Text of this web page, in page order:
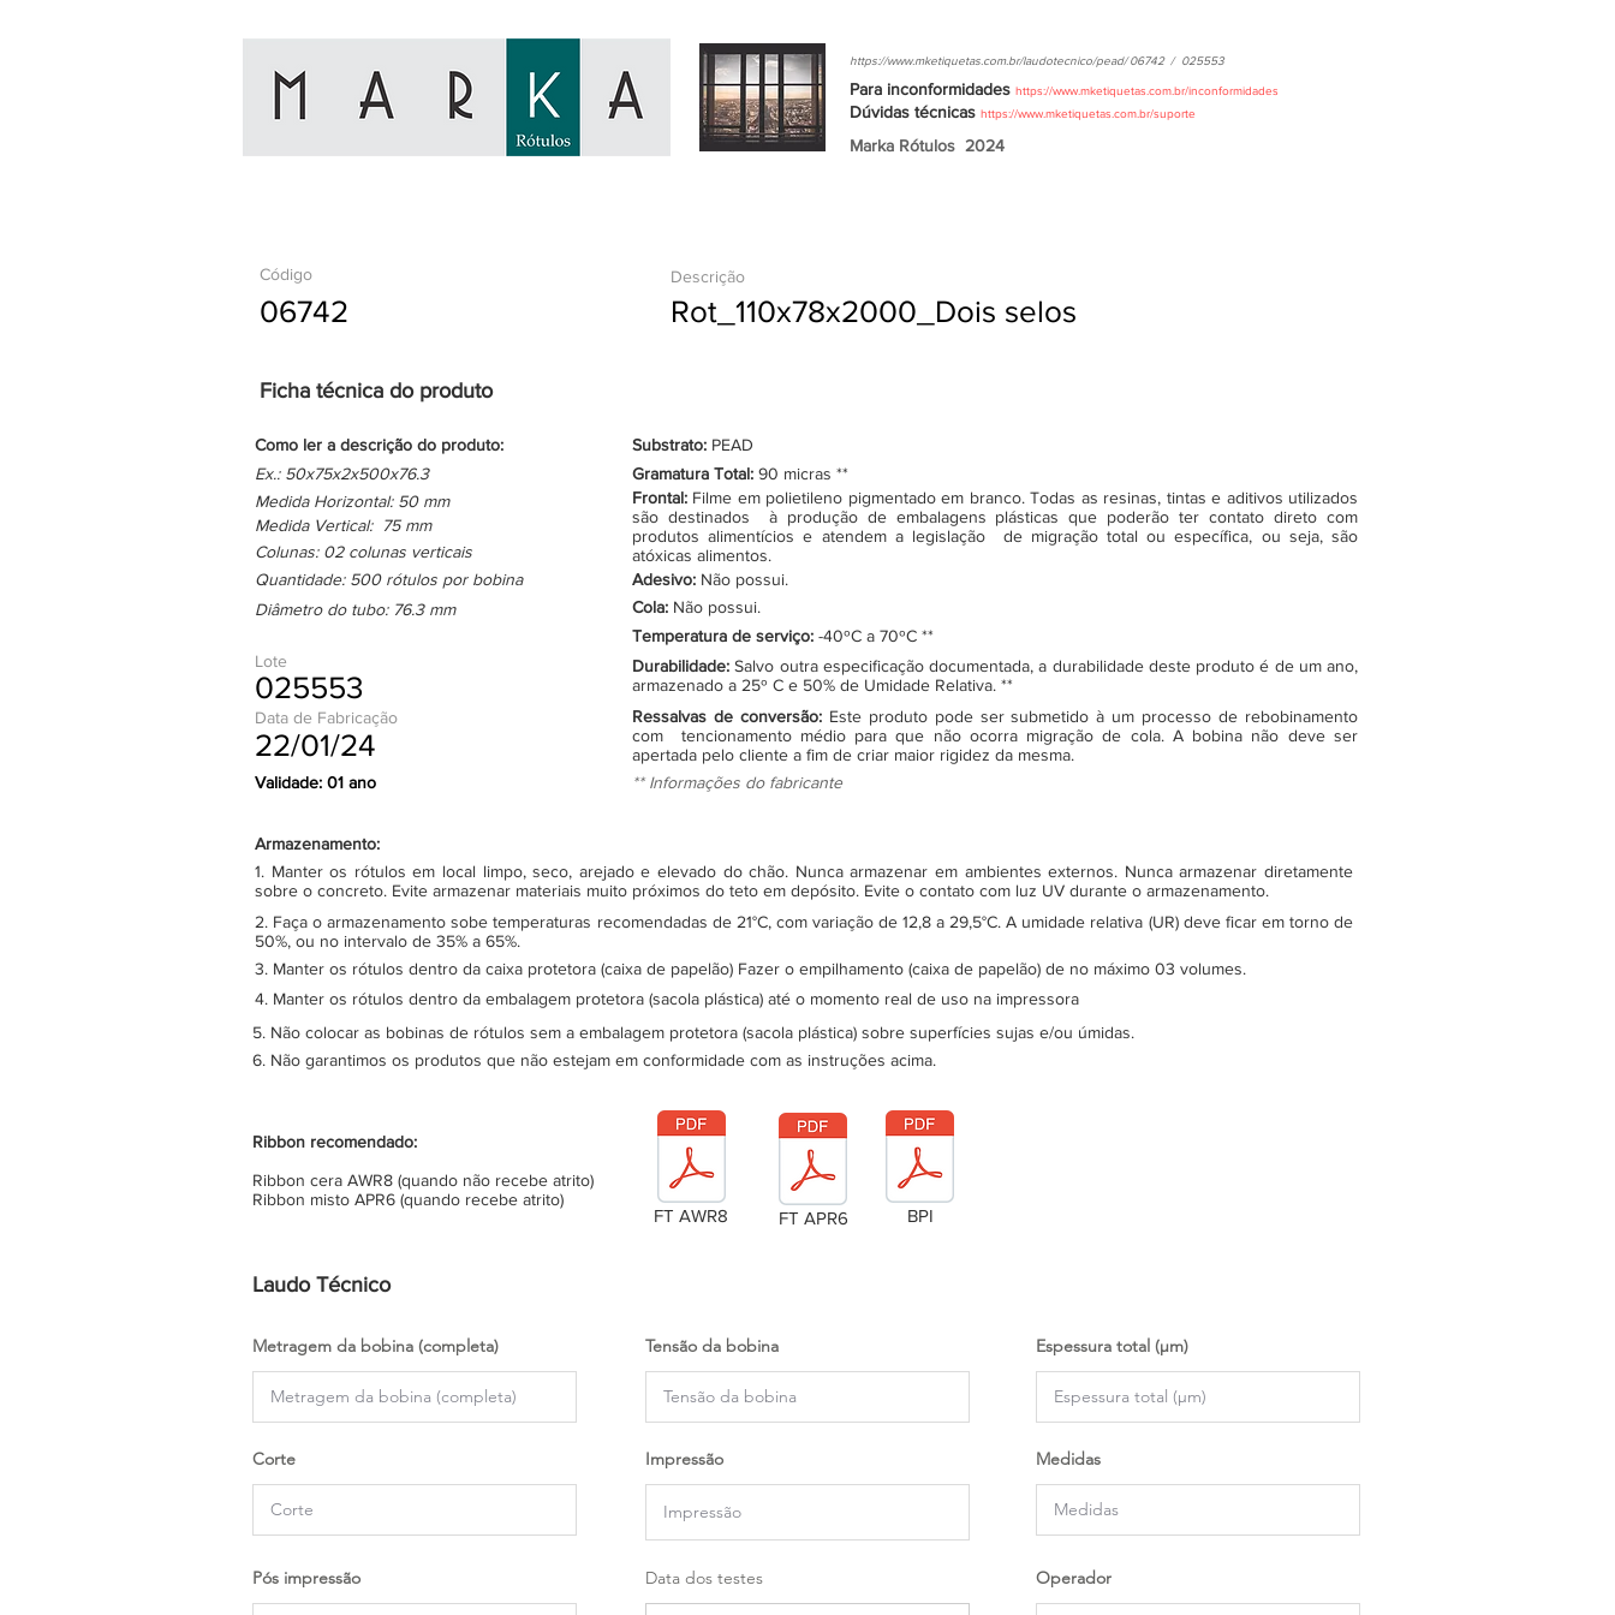
https://www.mketiquetas.com.br/laudotecnico/pead/ 06742 / 025553
Para inconformidades https://www.mketiquetas.com.br/inconformidades
Dúvidas técnicas https://www.mketiquetas.com.br/suporte
Marka Rótulos 2024
Código
06742
Descrição
Rot_110x78x2000_Dois selos
Ficha técnica do produto
Como ler a descrição do produto: Substrato: PEAD
Ex.: 50x75x2x500x76.3
Medida Horizontal: 50 mm
Medida Vertical: 75 mm
Colunas: 02 colunas verticais
Quantidade: 500 rótulos por bobina
Gramatura Total: 90 micras **
Frontal: Filme em polietileno pigmentado em branco. Todas as resinas, tintas e aditivos utilizados
são destinados à produção de embalagens plásticas que poderão ter contato direto com
produtos alimentícios e atendem a legislação de migração total ou específica, ou seja, são
atóxicas alimentos.
Adesivo: Não possui.
Diâmetro do tubo: 76.3 mm
Cola: Não possui.
Temperatura de serviço: -40ºC a 70ºC **
Lote
025553
Data de Fabricação
22/01/24
Durabilidade:Salvo outra especificação documentada, a durabilidade deste produto é de um ano,
armazenado a 25º C e 50% de Umidade Relativa. **
Ressalvas de conversão: Este produto pode ser submetido à um processo de rebobinamento
com tencionamento médio para que não ocorra migração de cola. A bobina não deve ser
apertada pelo cliente a fim de criar maior rigidez da mesma.
Validade: 01 ano
** Informações do fabricante
Armazenamento:
1. Manter os rótulos em local limpo, seco, arejado e elevado do chão. Nunca armazenar em ambientes externos. Nunca armazenar diretamente
sobre o concreto. Evite armazenar materiais muito próximos do teto em depósito. Evite o contato com luz UV durante o armazenamento.
2. Faça o armazenamento sobe temperaturas recomendadas de 21°C, com variação de 12,8 a 29,5°C. A umidade relativa (UR) deve ficar em torno de
50%, ou no intervalo de 35% a 65%.
3. Manter os rótulos dentro da caixa protetora (caixa de papelão) Fazer o empilhamento (caixa de papelão) de no máximo 03 volumes.
4. Manter os rótulos dentro da embalagem protetora (sacola plástica) até o momento real de uso na impressora
5. Não colocar as bobinas de rótulos sem a embalagem protetora (sacola plástica) sobre superfícies sujas e/ou úmidas.
6. Não garantimos os produtos que não estejam em conformidade com as instruções acima.
Ribbon recomendado:
Ribbon cera AWR8 (quando não recebe atrito)
Ribbon misto APR6 (quando recebe atrito)
FT AWR8 FT APR6 BPI
Laudo Técnico
Metragem da bobina (completa)
Corte
Pós impressão
Tensão da bobina
Impressão
Data dos testes
Espessura total (µm)
Medidas
Operador